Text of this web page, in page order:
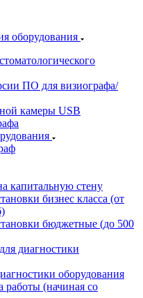
оборудования
ПО для визиографа/
камеры USB
капитальную стену
бизнес класса (от
бюджетные (до 500
диагностики
оборудования
работы (начиная со